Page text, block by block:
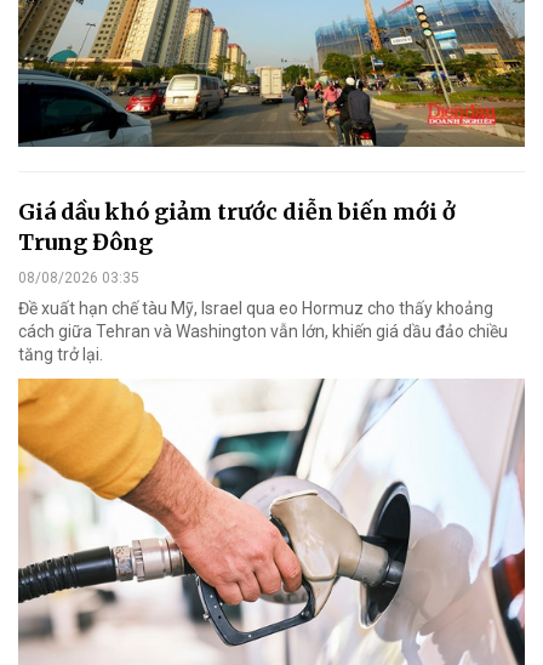
Giá dầu khó giảm trước diễn biến mới ở
Trung Đông
08/08/2026 03:35
Đề xuất hạn chế tàu Mỹ, Israel qua eo Hormuz cho thấy khoảng
cách giữa Tehran và Washington vẫn lớn, khiến giá dầu đảo chiều
tăng trở lại.